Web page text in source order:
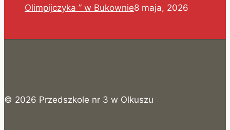
Olimpijczyka ” w Bukownie8 maja, 2026
© 2026 Przedszkole nr 3 w Olkuszu